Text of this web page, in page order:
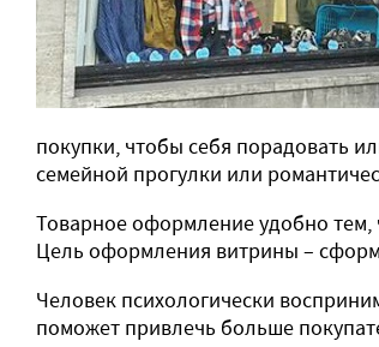
покупки, чтобы себя порадовать
семейной прогулки или
Товарное оформление удобно тем,
Цель оформления витрины –
Человек психологически
поможет привлечь больше